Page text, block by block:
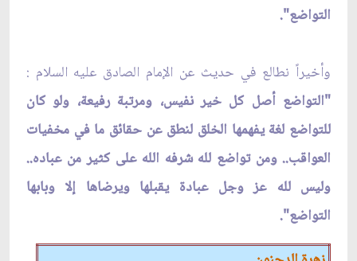
التواضع".
وأخيراً نطالع في حديث عن الإمام الصادق عليه السلام :
"التواضع أصل كل خير نفيس، ومرتبة رفيعة، ولو كان
للتواضع لغة يفهمها الخلق لنطق عن حقائق ما في مخفيات
العواقب.. ومن تواضع لله شرفه الله على كثير من عباده..
وليس لله عز وجل عبادة يقبلها ويرضاها إلا وبابها
التواضع".